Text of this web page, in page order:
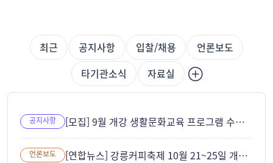
최근 공지사항 입찰/채용
언론보도
타기관소식
자료실
공지사항 [모집] 9월 개강 생활문화교육 프로그램 수강생 모집
언론보도 [연합뉴스] 강릉커피축제 10월 21~25일 개최... ITS 세계총회와 연계